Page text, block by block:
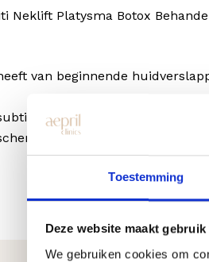
Toestemming
Deze website maakt
We gebruiken cookies om
Neklift Platysma Botox
van beginnende
niet-chirurgische lift
verfijnde kaaklijn wilt.